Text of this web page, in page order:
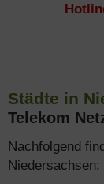
Städte in
Telekom
Nachfolgend
Niedersachsen: